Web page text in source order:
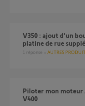
V350 : ajout d'un bouton poussoir sonnette et d'une
platine de rue
1 réponse AUTRES
Piloter mon moteur AXOVIA 3S IO AVEC PLATINE DE RUE
V400